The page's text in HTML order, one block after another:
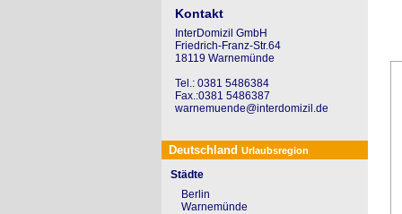
Kontakt
InterDomizil GmbH
Friedrich-Franz-Str.64
18119 Warnemünde
Tel.: 0381 5486384
Fax.:0381 5486387
warnemuende@interdomizil.de
Deutschland Urlaubsregion
Städte
Berlin
Warnemünde